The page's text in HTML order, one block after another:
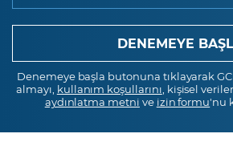
Denemeye başla butonuna tıklayarak
almayı, kullanım koşullarını , kişisel
aydınlatma metni ve izin formu'nu